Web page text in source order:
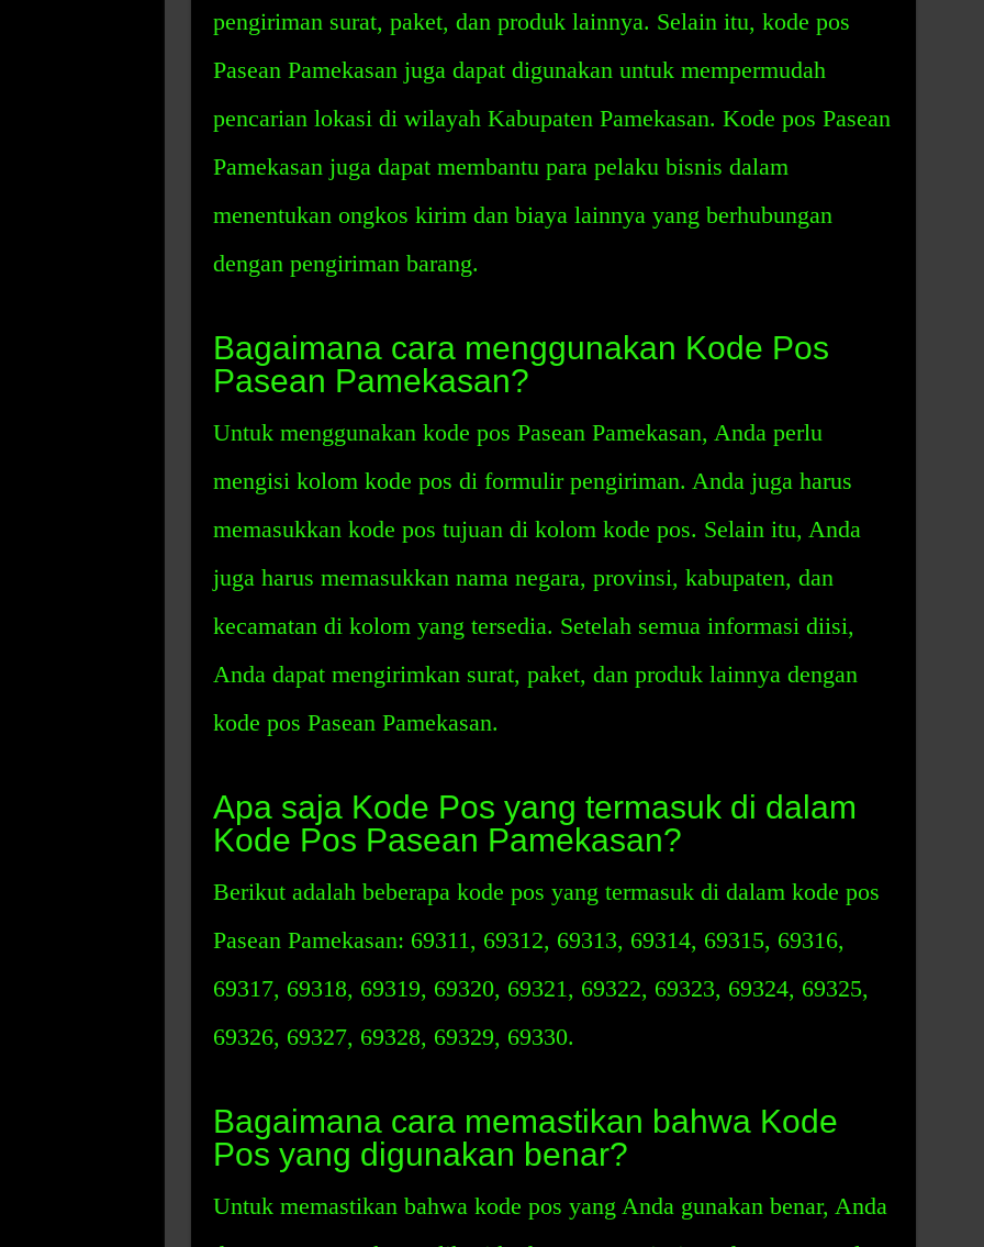
pengiriman surat, paket, dan produk lainnya. Selain itu, kode pos
Pasean Pamekasan juga dapat digunakan untuk mempermudah
pencarian lokasi di wilayah Kabupaten Pamekasan. Kode pos Pasean
Pamekasan juga dapat membantu para pelaku bisnis dalam
menentukan ongkos kirim dan biaya lainnya yang berhubungan
dengan pengiriman barang.
Bagaimana cara menggunakan Kode Pos
Pasean Pamekasan?
Untuk menggunakan kode pos Pasean Pamekasan, Anda perlu
mengisi kolom kode pos di formulir pengiriman. Anda juga harus
memasukkan kode pos tujuan di kolom kode pos. Selain itu, Anda
juga harus memasukkan nama negara, provinsi, kabupaten, dan
kecamatan di kolom yang tersedia. Setelah semua informasi diisi,
Anda dapat mengirimkan surat, paket, dan produk lainnya dengan
kode pos Pasean Pamekasan.
Apa saja Kode Pos yang termasuk di dalam
Kode Pos Pasean Pamekasan?
Berikut adalah beberapa kode pos yang termasuk di dalam kode pos
Pasean Pamekasan: 69311, 69312, 69313, 69314, 69315, 69316,
69317, 69318, 69319, 69320, 69321, 69322, 69323, 69324, 69325,
69326, 69327, 69328, 69329, 69330.
Bagaimana cara memastikan bahwa Kode
Pos yang digunakan benar?
Untuk memastikan bahwa kode pos yang Anda gunakan benar, Anda